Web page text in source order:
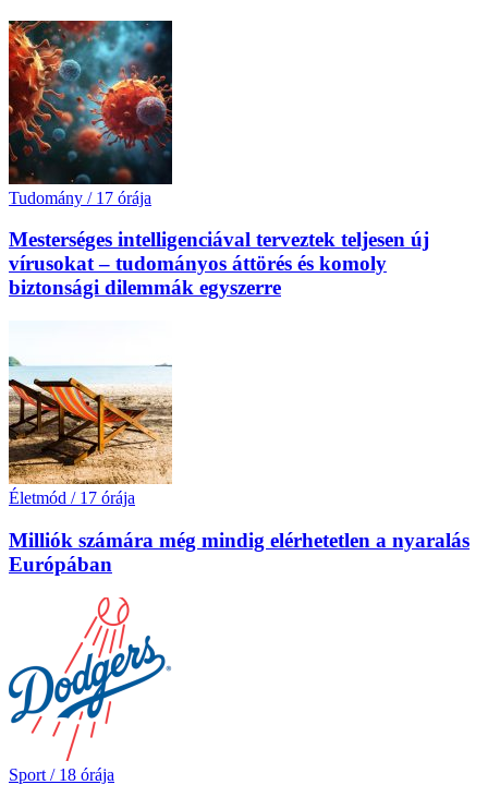
Tudomány / 17 órája
Mesterséges intelligenciával terveztek teljesen új
vírusokat – tudományos áttörés és komoly
biztonsági dilemmák egyszerre
Életmód / 17 órája
Milliók számára még mindig elérhetetlen a nyaralás
Európában
Sport / 18 órája